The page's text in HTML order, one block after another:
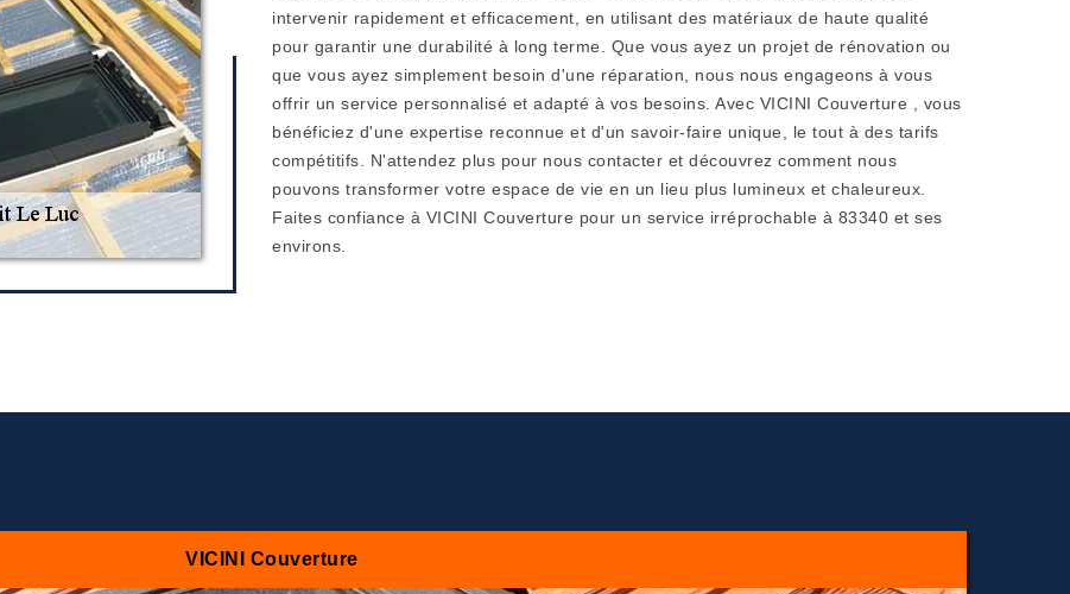
intervenir rapidement et efficacement, en utilisant des matériaux de haute qualité
pour garantir une durabilité à long terme. Que vous ayez un projet de rénovation ou
que vous ayez simplement besoin d'une réparation, nous nous engageons à vous
offrir un service personnalisé et adapté à vos besoins. Avec VICINI Couverture , vous
bénéficiez d'une expertise reconnue et d'un savoir-faire unique, le tout à des tarifs
compétitifs. N'attendez plus pour nous contacter et découvrez comment nous
pouvons transformer votre espace de vie en un lieu plus lumineux et chaleureux.
Faites confiance à VICINI Couverture pour un service irréprochable à 83340 et ses
environs.
VICINI Couverture